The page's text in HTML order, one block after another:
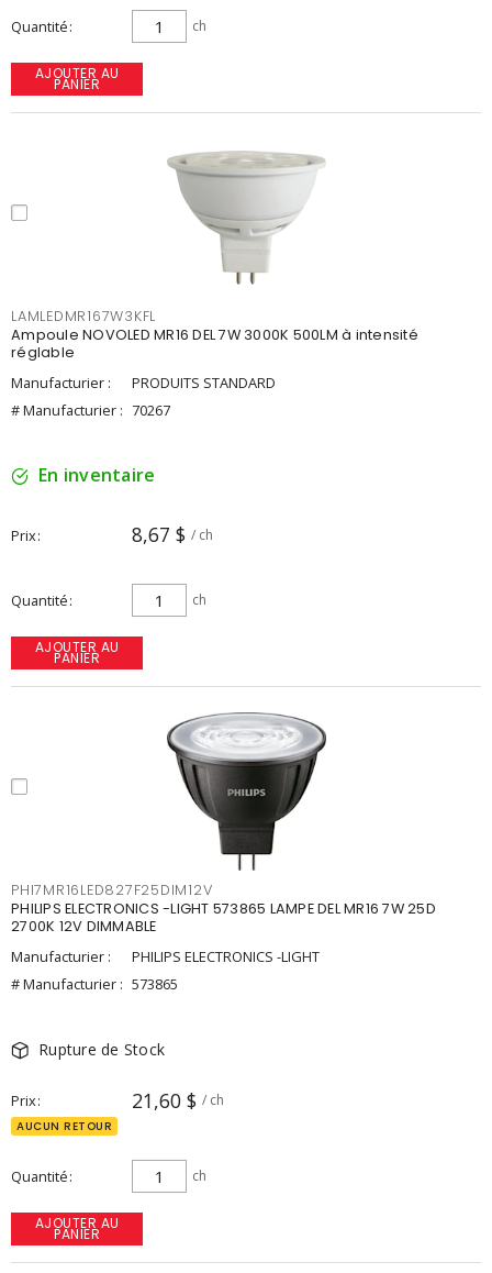
Quantité ch
AJOUTER AU
PANIER
LAMLEDMR167W3KFL
Ampoule NOVOLED MR16 DEL 7W 3000K 500LM à intensité
réglable
Manufacturier :
PRODUITS STANDARD
# Manufacturier : 70267
En inventaire
Prix 8,67 $ / ch
Quantité ch
AJOUTER AU
PANIER
PHI7MR16LED827F25DIM12V
PHILIPS ELECTRONICS -LIGHT 573865 LAMPE DEL MR16 7W 25D
2700K 12V DIMMABLE
Manufacturier :
PHILIPS ELECTRONICS -LIGHT
# Manufacturier : 573865
Rupture de Stock
Prix 21,60 $ / ch
AUCUN RETOUR
Quantité ch
AJOUTER AU
PANIER